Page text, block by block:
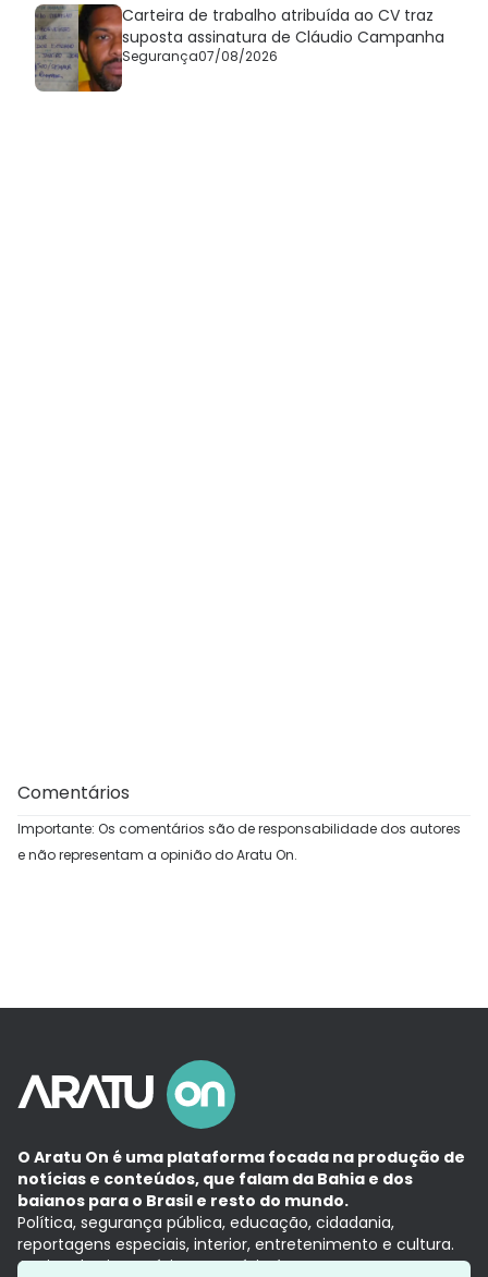
Carteira de trabalho atribuída ao CV traz
suposta assinatura de Cláudio Campanha
Segurança07/08/2026
Comentários
Importante: Os comentários são de responsabilidade dos autores
e não representam a opinião do Aratu On.
O Aratu On é uma plataforma focada na produção de
notícias e conteúdos, que falam da Bahia e dos
baianos para o Brasil e resto do mundo.
Política, segurança pública, educação, cidadania,
reportagens especiais, interior, entretenimento e cultura.
Aqui, tudo vira notícia e a notícia é no tempo presente,